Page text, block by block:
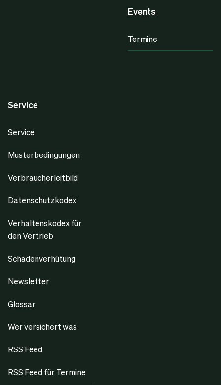
Events
Termine
Service
Service
Musterbedingungen
Verbraucherleitbild
Datenschutzkodex
Verhaltenskodex für
den Vertrieb
Schadenverhütung
Newsletter
Glossar
Wer versichert was
RSS Feed
RSS Feed für Termine